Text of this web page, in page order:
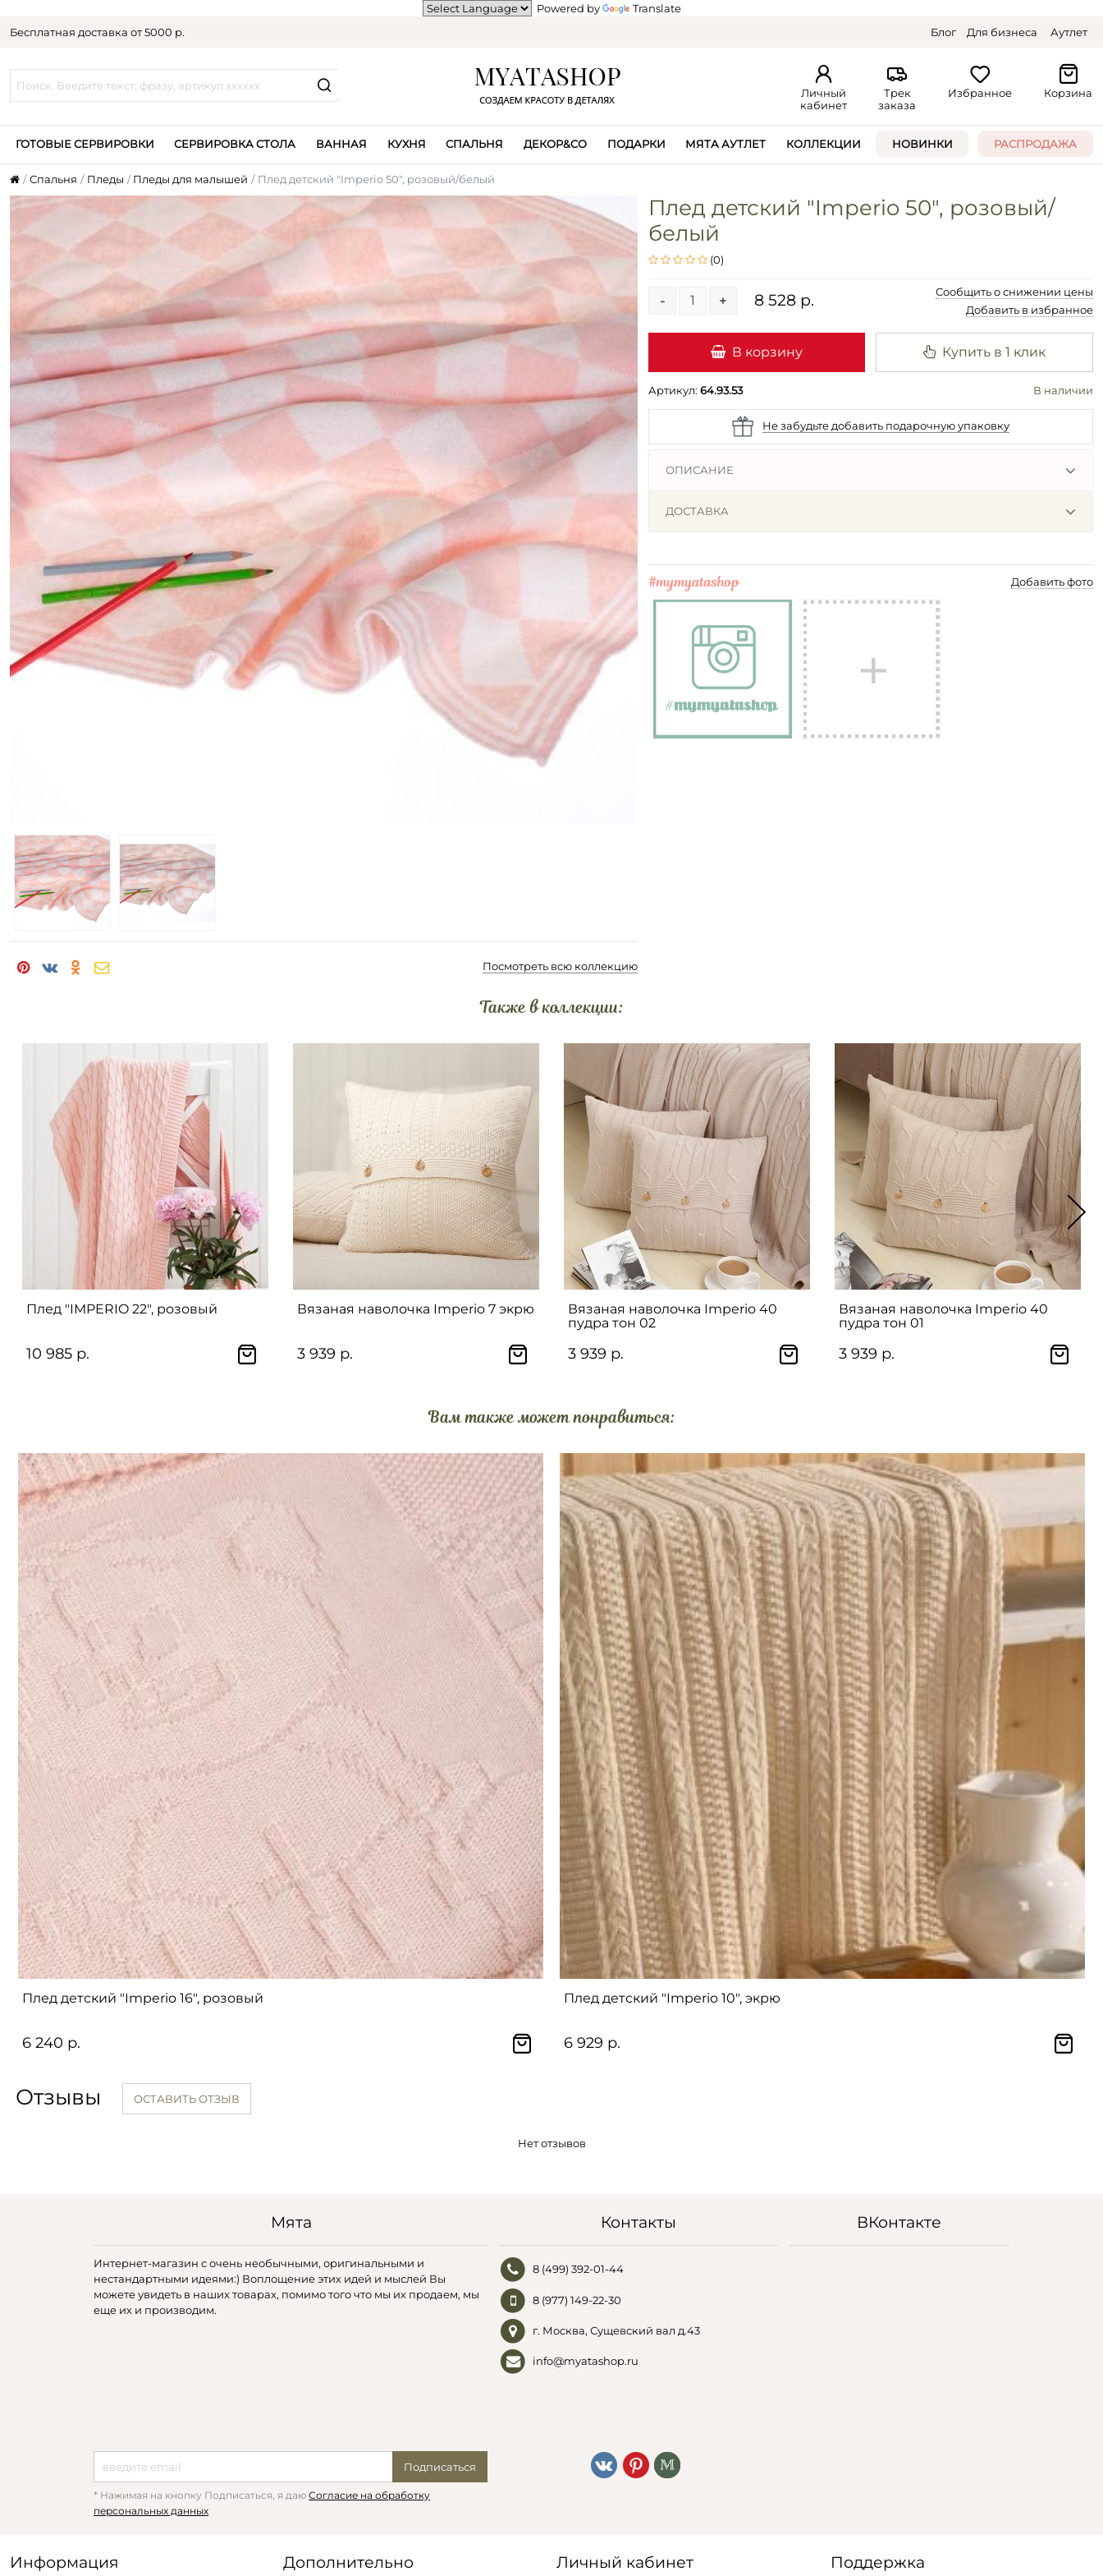
Powered by
Translate
Бесплатная доставка от 5000 р.
Блог Для бизнеса Аутлет
Личный
кабинет
Трек
заказа
Избранное Корзина
ГОТОВЫЕ СЕРВИРОВКИ СЕРВИРОВКА СТОЛА ВАННАЯ КУХНЯ СПАЛЬНЯ ДЕКОР&CO ПОДАРКИ МЯТА АУТЛЕТ КОЛЛЕКЦИИ НОВИНКИ РАСПРОДАЖА
Спальня Пледы Пледы для малышей Плед детский "Imperio 50", розовый/белый
Посмотреть всю коллекцию
Плед детский "Imperio 50", розовый/
белый
(0)
- + 8 528 р.
Сообщить о снижении цены
Добавить в избранное
В корзину Купить в 1 клик
Артикул: 64.93.53 В наличии
Не забудьте добавить подарочную упаковку
ОПИСАНИЕ
ДОСТАВКА
#mymyatashop Добавить фото
Также в коллекции:
Плед "IMPERIO 22", розовый
10 985 р.
Вязаная наволочка Imperio 7 экрю
3 939 р.
Вязаная наволочка Imperio 40
пудра тон 02
3 939 р.
Вязаная наволочка Imperio 40
пудра тон 01
3 939 р.
Вам также может понравиться:
Плед детский "Imperio 16", розовый
6 240 р.
Плед детский "Imperio 10", экрю
6 929 р.
Отзывы ОСТАВИТЬ ОТЗЫВ
Нет отзывов
Мята
Интернет-магазин с очень необычными, оригинальными и
нестандартными идеями:) Воплощение этих идей и мыслей Вы
можете увидеть в наших товарах, помимо того что мы их продаем, мы
еще их и производим.
Подписаться
* Нажимая на кнопку Подписаться, я даюСогласие на обработку
персональных данных
Контакты
8 (499) 392-01-44
8 (977) 149-22-30
г. Москва, Сущевский вал д.43
info@myatashop.ru
ВКонтакте
Информация Дополнительно Личный кабинет Поддержка